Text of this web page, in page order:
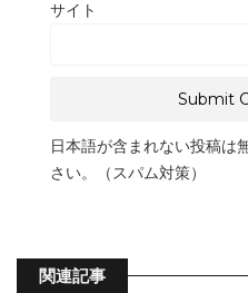
サイト
日本語が含まれない投稿は
さい。（スパム対策）
関連記事